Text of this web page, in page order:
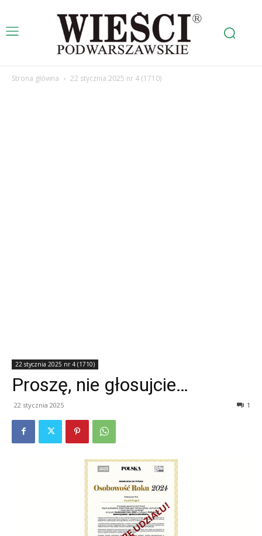
Strona główna 22 stycznia 2025 nr 4 (1710)
22 stycznia 2025 nr 4 (1710)
Proszę, nie głosujcie…
22 stycznia 2025 1